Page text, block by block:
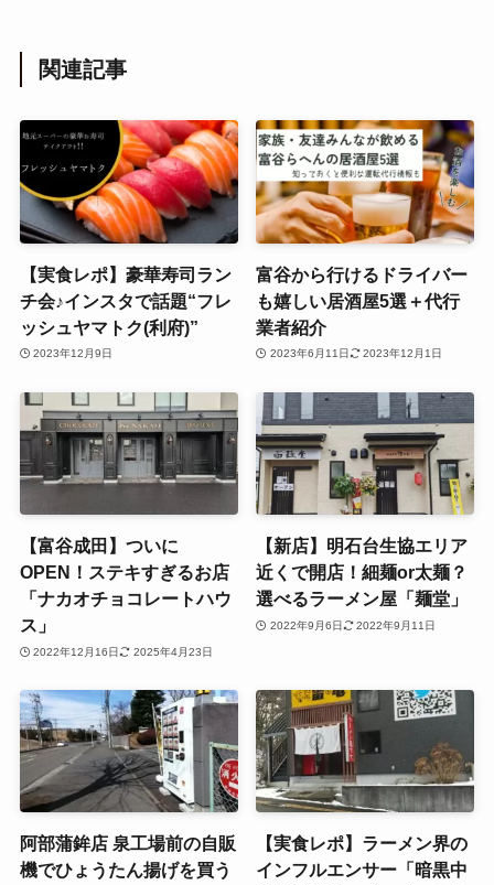
関連記事
【実食レポ】豪華寿司ラン
チ会♪インスタで話題“フレ
ッシュヤマトク(利府)”
2023年12月9日
富谷から行けるドライバー
も嬉しい居酒屋5選＋代行
業者紹介
2023年6月11日 2023年12月1日
【富谷成田】ついに
OPEN！ステキすぎるお店
「ナカオチョコレートハウ
ス」
2022年12月16日 2025年4月23日
【新店】明石台生協エリア
近くで開店！細麺or太麺？
選べるラーメン屋「麺堂」
2022年9月6日 2022年9月11日
阿部蒲鉾店 泉工場前の自販
機でひょうたん揚げを買う
【実食レポ】ラーメン界の
インフルエンサー「暗黒中